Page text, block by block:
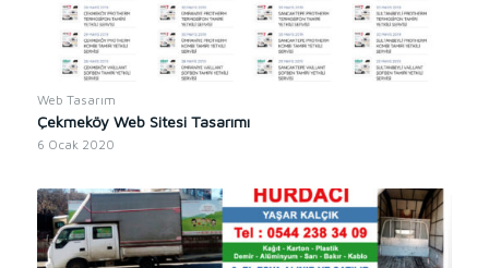
Web Tasarım
Çekmeköy Web Sitesi Tasarımı
6 Ocak 2020